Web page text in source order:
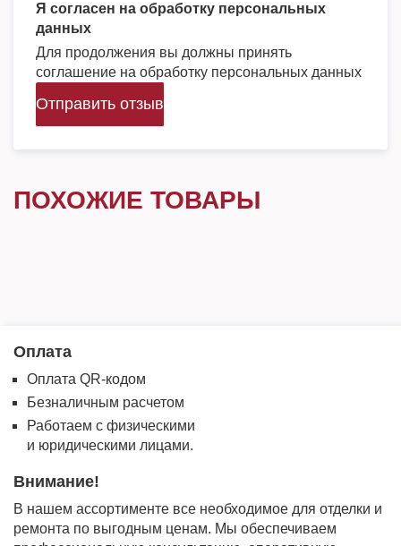
Я согласен на обработку персональных
данных
Для продолжения вы должны принять
соглашение на обработку персональных данных
Отправить отзыв
ПОХОЖИЕ ТОВАРЫ
Оплата
Оплата QR-кодом
Безналичным расчетом
Работаем с физическими
и юридическими лицами.
Внимание!
В нашем ассортименте все необходимое для отделки и
ремонта по выгодным ценам. Мы обеспечиваем